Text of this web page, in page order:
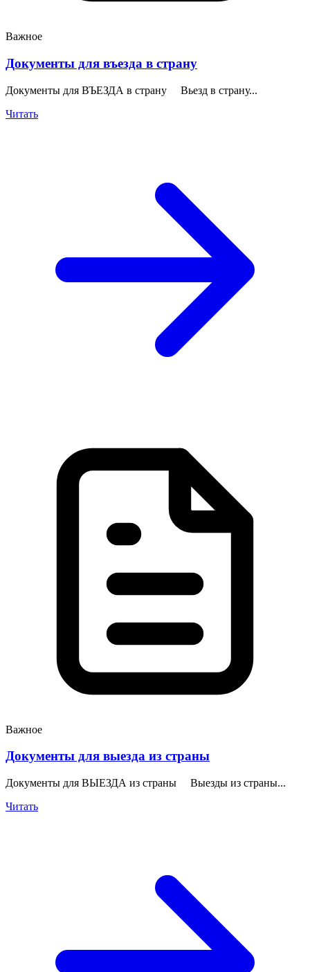
Важное
Документы для въезда в страну
Документы для ВЪЕЗДА в страну Вьезд в страну...
Читать
Важное
Документы для выезда из страны
Документы для ВЫЕЗДА из страны Выезды из страны...
Читать